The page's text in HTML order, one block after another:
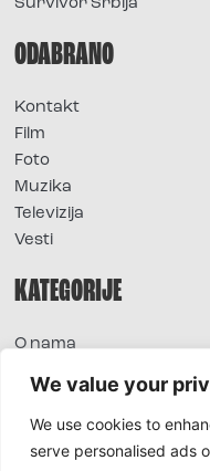
We value your
We use cookies to
serve personalised ads
Survivor Srbija
ODABRANO
Kontakt
Film
Foto
Muzika
Televizija
Vesti
KATEGORIJE
O nama
Extra
Foto
Moda